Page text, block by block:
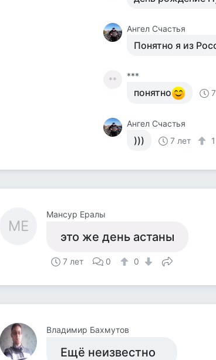
Ангел Счастья
Понятно я из
** ***
понятно
Ангел Счастья
))) 7 лет 1
МЕ
Мансур Ералы
это же день астаны
7 лет 0 0
Владимир Бахмутов
Ещё неизвестно